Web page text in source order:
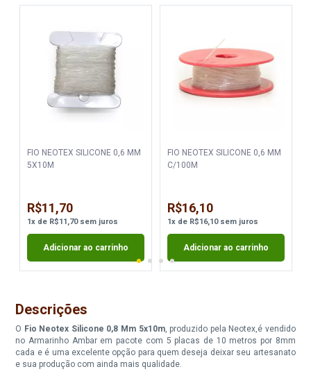
FIO NEOTEX SILICONE 0,6 MM
5X10M
R$11,70
1xde R$11,70sem juros
Adicionar ao carrinho
FIO NEOTEX SILICONE 0,6 MM
C/100M
R$16,10
1xde R$16,10sem juros
Adicionar ao carrinho
Descrições
O Fio Neotex Silicone 0,8 Mm 5x10m, produzido pela Neotex,é vendido
no Armarinho Ambar em pacote com 5 placas de 10 metros por 8mm
cada e é uma excelente opção para quem deseja deixar seu artesanato
e sua produção com ainda mais qualidade.